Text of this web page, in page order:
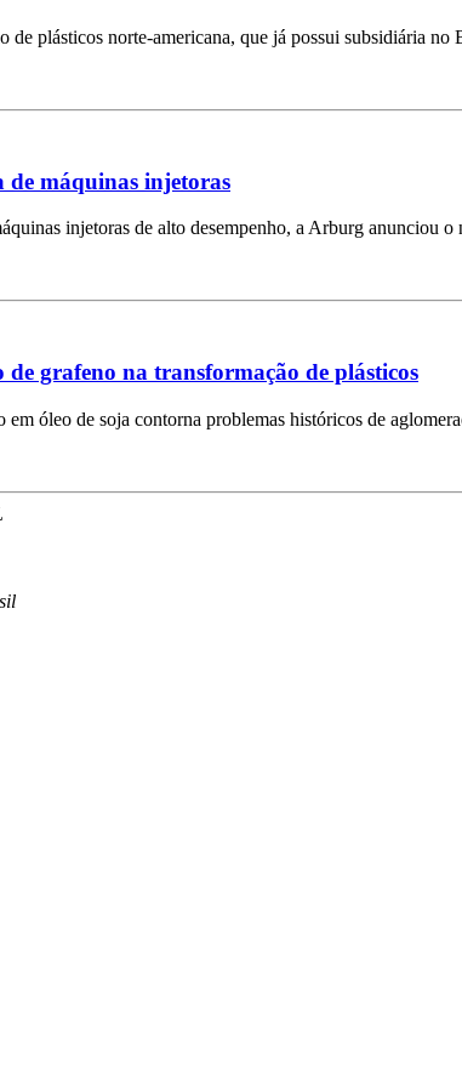
de plásticos norte-americana, que já possui subsidiária
máquinas injetoras
injetoras de alto desempenho, a Arburg anunciou
de grafeno na transformação de plásticos
óleo de soja contorna problemas históricos de